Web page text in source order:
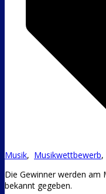
Musik, Musikwettbewerb,
Die Gewinner werden am
bekannt gegeben.